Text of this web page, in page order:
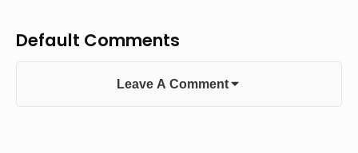
Default Comments
Leave A Comment